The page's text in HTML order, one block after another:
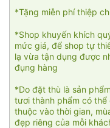
*Tặng miễn phí thiệp
*Shop khuyến khích
mức giá, để shop tự
lạ vừa tận dụng được
đụng hàng
*Do đặt thù là sản
tươi thành phẩm có
thuộc vào thời gian,
đẹp riêng của mỗi